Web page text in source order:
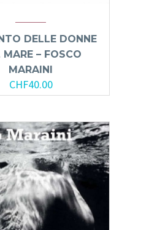
DELLE DONNE
MARE – FOSCO
MARAINI
CHF40.00